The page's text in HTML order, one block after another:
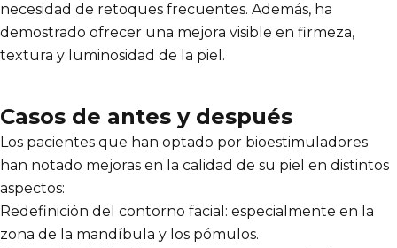
necesidad de retoques frecuentes. Además, ha
demostrado ofrecer una mejora visible en firmeza,
textura y luminosidad de la piel.
Casos de antes y después
Los pacientes que han optado por bioestimuladores
han notado mejoras en la calidad de su piel en distintos
aspectos:
Redefinición del contorno facial: especialmente en la
zona de la mandíbula y los pómulos.